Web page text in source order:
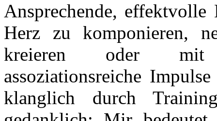
Ansprechende,
Herz zu komponieren,
kreieren oder mit
assoziationsreiche
klanglich durch